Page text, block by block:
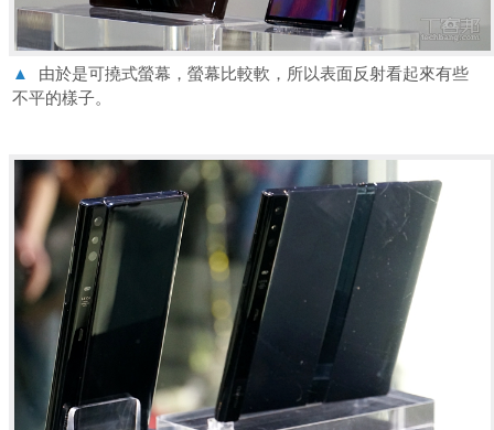
▲
由於是可撓式螢幕，螢幕比較軟，所以表面反射看起來有些
不平的樣子。